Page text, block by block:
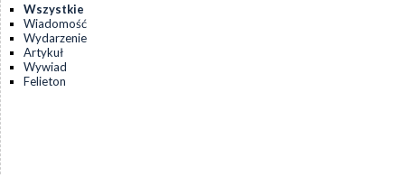
Wszystkie
Wiadomość
Wydarzenie
Artykuł
Wywiad
Felieton